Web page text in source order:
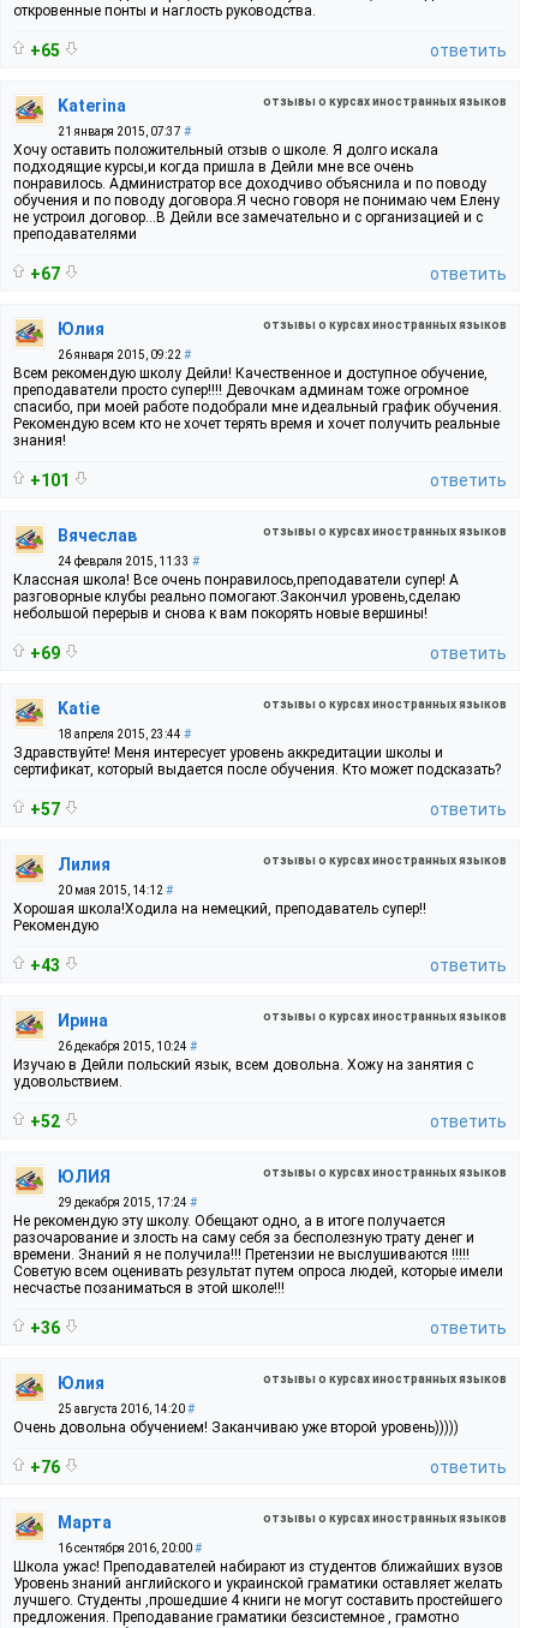
откровенные понты и наглость руководства.
+65 ответить
отзывы о курсах иностранных языков
Katerina
21 января 2015, 07:37 #
Хочу оставить положительный отзыв о школе. Я долго искала
подходящие курсы,и когда пришла в Дейли мне все очень
понравилось. Администратор все доходчиво объяснила и по поводу
обучения и по поводу договора.Я чесно говоря не понимаю чем Елену
не устроил договор...В Дейли все замечательно и с организацией и с
преподавателями
+67 ответить
отзывы о курсах иностранных языков
Юлия
26 января 2015, 09:22 #
Всем рекомендую школу Дейли! Качественное и доступное обучение,
преподаватели просто супер!!!! Девочкам админам тоже огромное
спасибо, при моей работе подобрали мне идеальный график обучения.
Рекомендую всем кто не хочет терять время и хочет получить реальные
знания!
+101 ответить
отзывы о курсах иностранных языков
Вячеслав
24 февраля 2015, 11:33 #
Классная школа! Все очень понравилось,преподаватели супер! А
разговорные клубы реально помогают.Закончил уровень,сделаю
небольшой перерыв и снова к вам покорять новые вершины!
+69 ответить
отзывы о курсах иностранных языков
Katie
18 апреля 2015, 23:44 #
Здравствуйте! Меня интересует уровень аккредитации школы и
сертификат, который выдается после обучения. Кто может подсказать?
+57 ответить
отзывы о курсах иностранных языков
Лилия
20 мая 2015, 14:12 #
Хорошая школа!Ходила на немецкий, преподаватель супер!!
Рекомендую
+43 ответить
отзывы о курсах иностранных языков
Ирина
26 декабря 2015, 10:24 #
Изучаю в Дейли польский язык, всем довольна. Хожу на занятия с
удовольствием.
+52 ответить
отзывы о курсах иностранных языков
ЮЛИЯ
29 декабря 2015, 17:24 #
Не рекомендую эту школу. Обещают одно, а в итоге получается
разочарование и злость на саму себя за бесполезную трату денег и
времени. Знаний я не получила!!! Претензии не выслушиваются !!!!!
Советую всем оценивать результат путем опроса людей, которые имели
несчастье позаниматься в этой школе!!!
+36 ответить
отзывы о курсах иностранных языков
Юлия
25 августа 2016, 14:20#
Очень довольна обучением! Заканчиваю уже второй уровень)))))
+76 ответить
отзывы о курсах иностранных языков
Марта
16 сентября 2016, 20:00#
Школа ужас! Преподавателей набирают из студентов ближайших вузов
Уровень знаний английского и украинской граматики оставляет желать
лучшего. Студенты ,прошедшие 4 книги не могут составить простейшего
предложения. Преподавание граматики безсистемное , грамотно